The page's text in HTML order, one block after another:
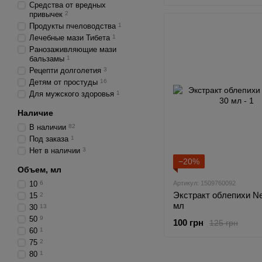
−20%
Артикул: 1509760092
Экстракт облепихи
мл
125 грн
100 грн
Средства от вредных
привычек 2
Продукты пчеловодства 1
Лечебные мази Тибета 1
Ранозаживляющие мази
бальзамы 1
Рецепти долголетия 3
Детям от простуды 16
Для мужского здоровья 1
Наличие
В наличии 82
Под заказа 1
Нет в наличии 3
Объем, мл
10 6
15 2
30 13
50 9
60 1
75 2
80 1